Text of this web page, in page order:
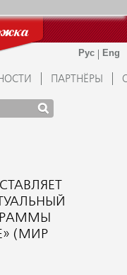
ПАРТНЁРЫ
(МИР